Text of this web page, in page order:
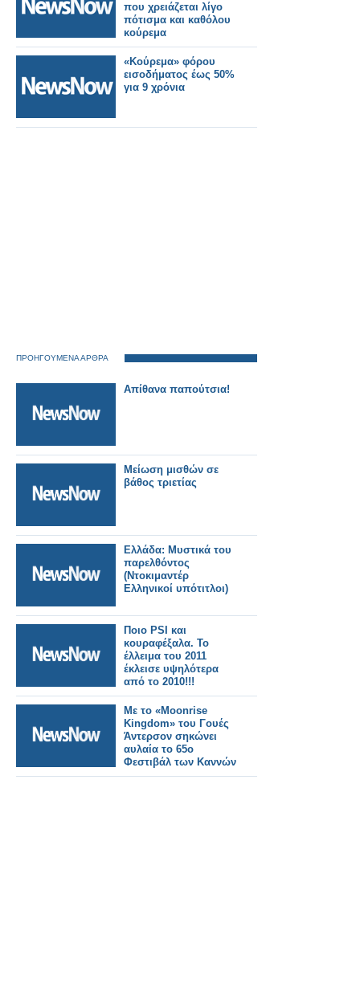
που χρειάζεται λίγο
πότισμα και καθόλου
κούρεμα
«Κούρεμα» φόρου
εισοδήματος έως 50%
για 9 χρόνια
ΠΡΟΗΓΟΥΜΕΝΑ ΑΡΘΡΑ
Απίθανα παπούτσια!
Μείωση μισθών σε
βάθος τριετίας
Ελλάδα: Μυστικά του
παρελθόντος
(Ντοκιμαντέρ
Ελληνικοί υπότιτλοι)
Ποιο PSI και
κουραφέξαλα. Το
έλλειμα του 2011
έκλεισε υψηλότερα
από το 2010!!!
Με το «Moonrise
Kingdom» του Γουές
Άντερσον σηκώνει
αυλαία το 65ο
Φεστιβάλ των Καννών